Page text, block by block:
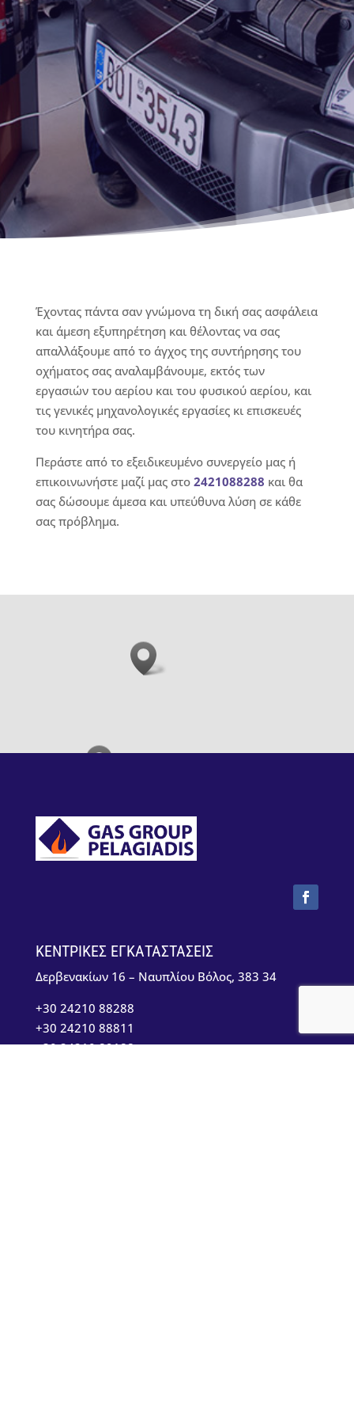
Έχοντας πάντα σαν γνώμονα τη δική σας ασφάλεια
και άμεση εξυπηρέτηση και θέλοντας να σας
απαλλάξουμε από το άγχος της συντήρησης του
οχήματος σας αναλαμβάνουμε, εκτός των
εργασιών του αερίου και του φυσικού αερίου, και
τις γενικές μηχανολογικές εργασίες κι επισκευές
του κινητήρα σας.
Περάστε από το εξειδικευμένο συνεργείο μας ή
επικοινωνήστε μαζί μας στο 2421088288 και θα
σας δώσουμε άμεσα και υπεύθυνα λύση σε κάθε
σας πρόβλημα.
ΚΕΝΤΡΙΚΈΣ ΕΓΚΑΤΑΣΤΑΣΕΙΣ
Δερβενακίων 16 – Ναυπλίου Βόλος, 383 34
+30 24210 88288
+30 24210 88811
+30 24210 89188